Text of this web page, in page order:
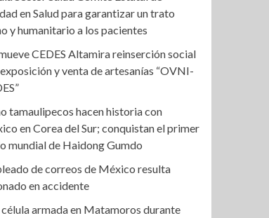
en Salud para garantizar un trato
y humanitario a los pacientes
CEDES Altamira reinserción social
y venta de artesanías “OVNI-
tamaulipecos hacen historia con
en Corea del Sur; conquistan el primer
mundial de Haidong Gumdo
de correos de México resulta
en accidente
célula armada en Matamoros durante